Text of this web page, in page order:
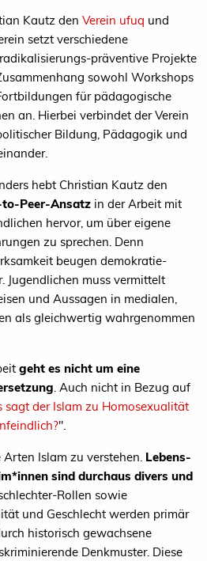
Kautz den Verein ufuq und
setzt verschiedene
präventive Projekte
sowohl Workshops
für pädagogische
an. Hierbei verbindet der Verein
Bildung, Pädagogik und
hebt Christian Kautz den
to-Peer-Ansatz in der Arbeit mit
hervor, um über eigene
zu sprechen. Denn
beugen demokratie-
Jugendlichen muss vermittelt
und Aussagen in medialen,
als gleichwertig wahrgenommen
geht es nicht um eine
. Auch nicht in Bezug auf
sagt der Islam zu Homosexualität
".
Islam zu verstehen. Lebens-
sind durchaus divers und
Rollen sowie
und Geschlecht werden primär
historisch gewachsene
Denkmuster. Diese